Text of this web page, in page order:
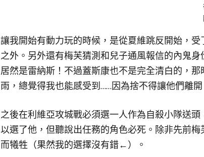
讓我開始有動力玩的時候，是從夏維跳反開始，
之外。另外還有梅芙猜測和兒子通風報信的內鬼
居然是雷納斯！不過蓋斯康也不是完全清白的，
雨，總覺得我也能感受到……因為捨不得讓他們離
之後在利維亞攻城戰必須選一人作為自殺小隊送
以選了他，但聽說出任務的角色必死。除非先前
而犧牲（果然我的選擇沒有錯←）。